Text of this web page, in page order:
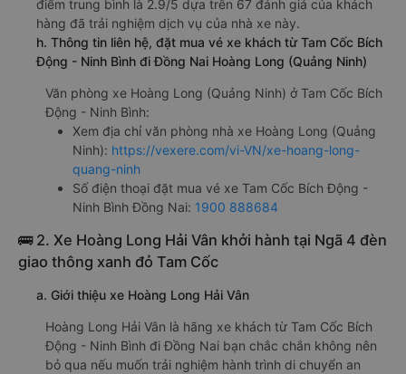
điểm trung bình là 2.9/5 dựa trên 67 đánh giá của khách
hàng đã trải nghiệm dịch vụ của nhà xe này.
h. Thông tin liên hệ, đặt mua vé xe khách từ Tam Cốc Bích
Động - Ninh Bình đi Đồng Nai Hoàng Long (Quảng Ninh)
Văn phòng xe Hoàng Long (Quảng Ninh) ở Tam Cốc Bích
Động - Ninh Bình:
Xem địa chỉ văn phòng nhà xe Hoàng Long (Quảng
Ninh): https://vexere.com/vi-VN/xe-hoang-long-
quang-ninh
Số điện thoại đặt mua vé xe Tam Cốc Bích Động -
Ninh Bình Đồng Nai: 1900 888684
🚌 2. Xe Hoàng Long Hải Vân khởi hành tại Ngã 4 đèn
giao thông xanh đỏ Tam Cốc
a. Giới thiệu xe Hoàng Long Hải Vân
Hoàng Long Hải Vân là hãng xe khách từ Tam Cốc Bích
Động - Ninh Bình đi Đồng Nai bạn chắc chắn không nên
bỏ qua nếu muốn trải nghiệm hành trình di chuyển an